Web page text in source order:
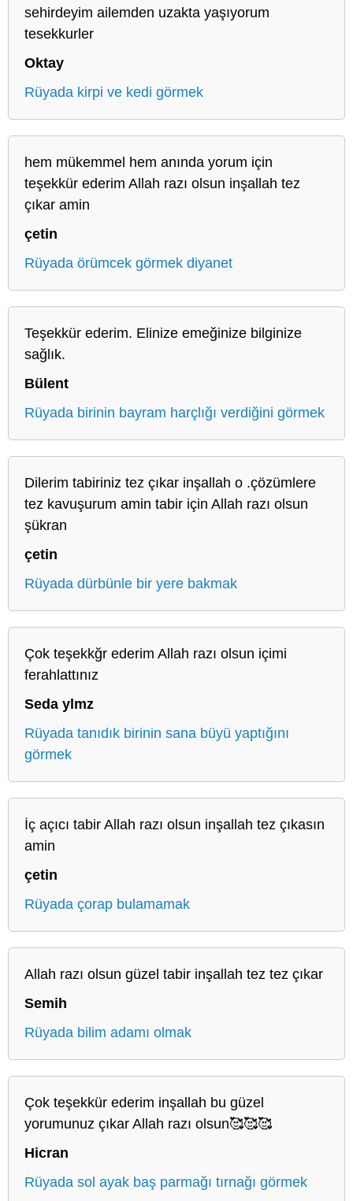
sehirdeyim ailemden uzakta yaşıyorum
tesekkurler
Oktay
Rüyada kirpi ve kedi görmek
hem mükemmel hem anında yorum için
teşekkür ederim Allah razı olsun inşallah tez
çıkar amin
çetin
Rüyada örümcek görmek diyanet
Teşekkür ederim. Elinize emeğinize bilginize
sağlık.
Bülent
Rüyada birinin bayram harçlığı verdiğini görmek
Dilerim tabiriniz tez çıkar inşallah o .çözümlere
tez kavuşurum amin tabir için Allah razı olsun
şükran
çetin
Rüyada dürbünle bir yere bakmak
Çok teşekkğr ederim Allah razı olsun içimi
ferahlattınız
Seda ylmz
Rüyada tanıdık birinin sana büyü yaptığını
görmek
İç açıcı tabir Allah razı olsun inşallah tez çıkasın
amin
çetin
Rüyada çorap bulamamak
Allah razı olsun güzel tabir inşallah tez tez çıkar
Semih
Rüyada bilim adamı olmak
Çok teşekkür ederim inşallah bu güzel
yorumunuz çıkar Allah razı olsun🥰🥰🥰
Hicran
Rüyada sol ayak baş parmağı tırnağı görmek